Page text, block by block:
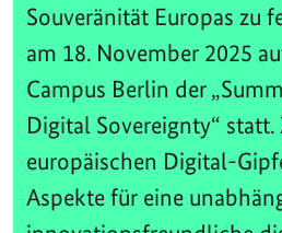
Souveränität Europas zu
am 18. November 2025
Campus Berlin der
Digital Sovereignty“ statt.
europäischen Digital-
Aspekte für eine